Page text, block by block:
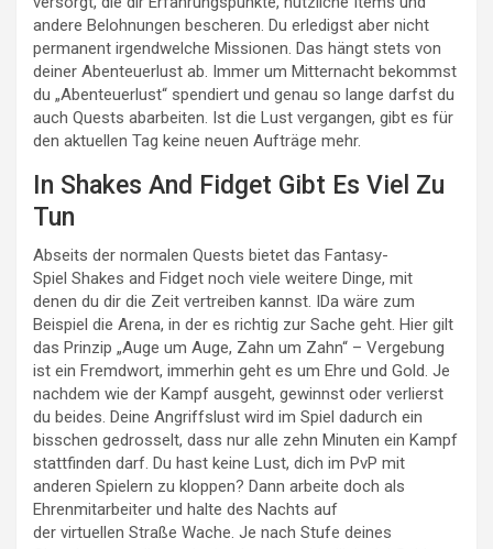
andere Belohnungen bescheren. Du erledigst aber nicht
permanent irgendwelche Missionen. Das hängt stets von
deiner Abenteuerlust ab. Immer um Mitternacht bekommst
du „Abenteuerlust“ spendiert und genau so lange darfst du
auch Quests abarbeiten. Ist die Lust vergangen, gibt es für
den aktuellen Tag keine neuen Aufträge mehr.
In Shakes And Fidget Gibt Es Viel Zu
Tun
Abseits der normalen Quests bietet das Fantasy-
Spiel Shakes and Fidget noch viele weitere Dinge, mit
denen du dir die Zeit vertreiben kannst. IDa wäre zum
Beispiel die Arena, in der es richtig zur Sache geht. Hier gilt
das Prinzip „Auge um Auge, Zahn um Zahn“ – Vergebung
ist ein Fremdwort, immerhin geht es um Ehre und Gold. Je
nachdem wie der Kampf ausgeht, gewinnst oder verlierst
du beides. Deine Angriffslust wird im Spiel dadurch ein
bisschen gedrosselt, dass nur alle zehn Minuten ein Kampf
stattfinden darf. Du hast keine Lust, dich im PvP mit
anderen Spielern zu kloppen? Dann arbeite doch als
Ehrenmitarbeiter und halte des Nachts auf
der virtuellen Straße Wache. Je nach Stufe deines